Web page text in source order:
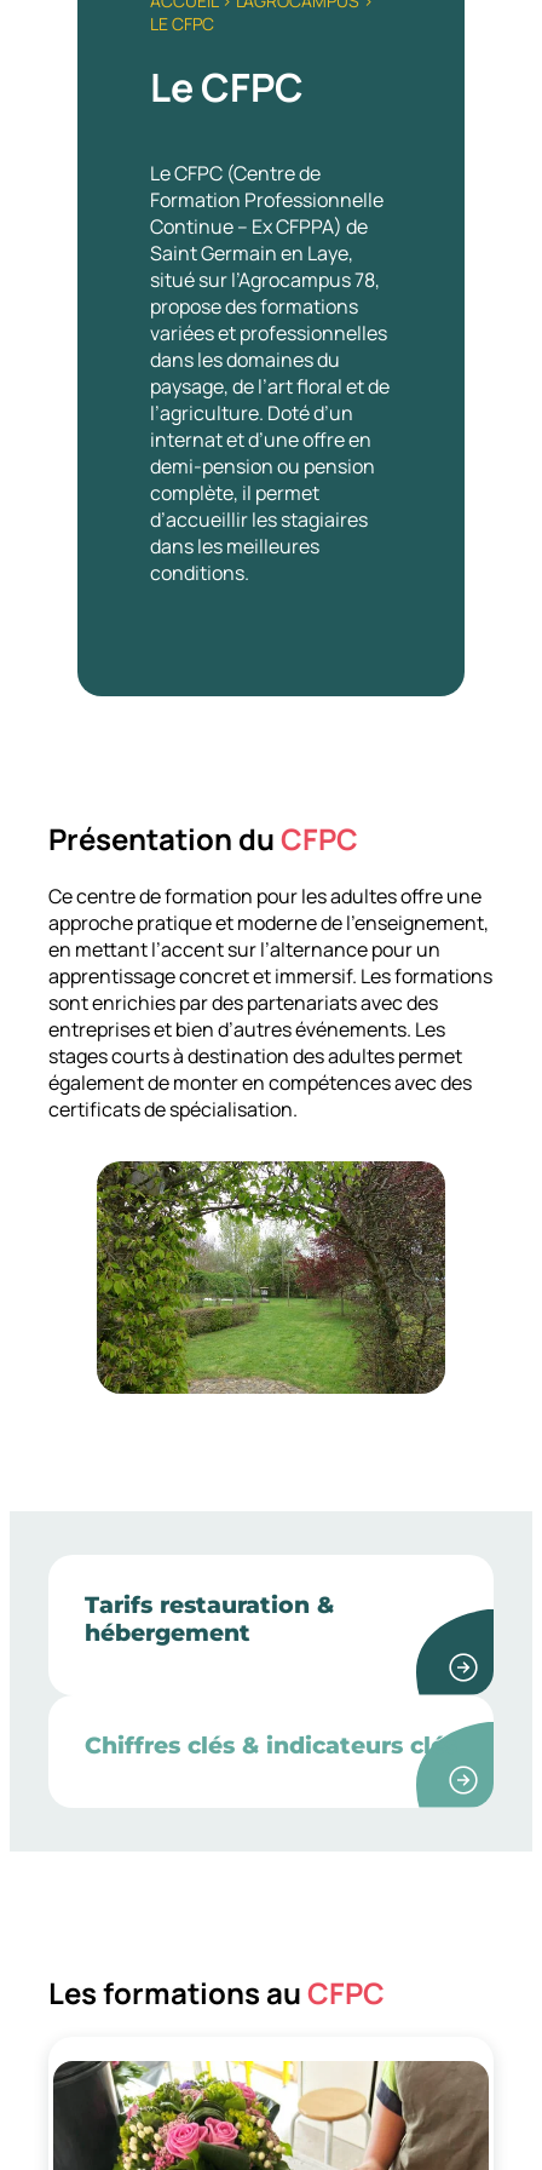
LE CFPC
Le CFPC
Le CFPC (Centre de
Formation Professionnelle
Continue – Ex CFPPA) de
Saint Germain en Laye,
situé sur l’Agrocampus 78,
propose des formations
variées et professionnelles
dans les domaines du
paysage, de l’art floral et de
l’agriculture. Doté d’un
internat et d’une offre en
demi-pension ou pension
complète, il permet
d’accueillir les stagiaires
dans les meilleures
conditions.
Présentation duCFPC
Ce centre de formation pour les adultes offre une
approche pratique et moderne de l’enseignement,
en mettant l’accent sur l’alternance pour un
apprentissage concret et immersif. Les formations
sont enrichies par des partenariats avec des
entreprises et bien d’autres événements. Les
stages courts à destination des adultes permet
également de monter en compétences avec des
certificats de spécialisation.
Tarifs restauration &
hébergement
Chiffres clés & indicateurs clés
Les formations auCFPC